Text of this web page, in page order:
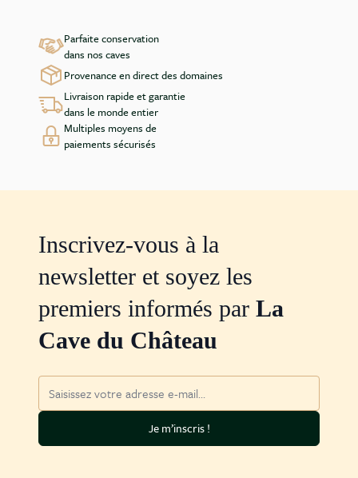
Parfaite conservation
dans nos caves
Provenance en direct des domaines
Livraison rapide et garantie
dans le monde entier
Multiples moyens de
paiements sécurisés
Inscrivez-vous à la
newsletter et soyez les
premiers informés par La
Cave du Château
Je m’inscris !